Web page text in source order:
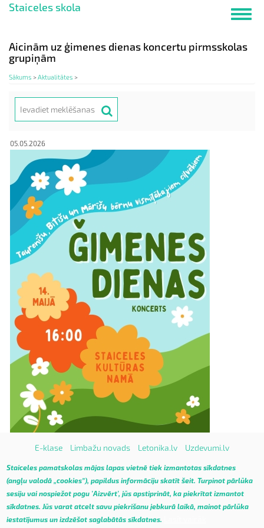
Pārlekt
saturu
Staiceles skola
Aicinām uz ģimenes dienas koncertu pirmsskolas
grupiņām
Sākums >Aktualitātes >
Search
05.05.2026
E-klase Limbažu novads Letonika.lv
Uzdevumi.lv
Vietnes karte
Staiceles pamatskolas mājas lapas vietnē tiek izmantotas sīkdatnes
(angļu valodā „cookies”), papildus informāciju skatītšeit. Turpinot pārlūka
sesiju vai nospiežot pogu 'Aizvērt', jūs apstiprināt, ka piekrītat izmantot
sīkdatnes. Jūs varat atcelt savu piekrišanu jebkurā laikā, mainot pārlūka
iestatījumus un izdzēšot saglabātās sīkdatnes.